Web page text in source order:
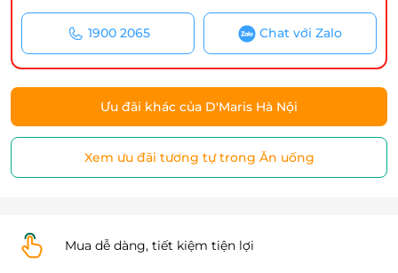
1900 2065 Chat với Zalo
Ưu đãi khác của D'Maris Hà Nội
Xem ưu đãi tương tự trong Ăn uống
Mua dễ dàng, tiết kiệm tiện lợi